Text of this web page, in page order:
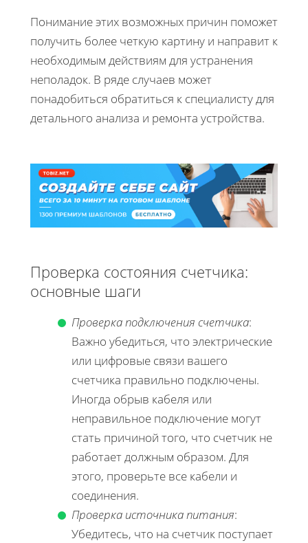
Понимание этих возможных причин поможет
получить более четкую картину и направит к
необходимым действиям для устранения
неполадок. В ряде случаев может
понадобиться обратиться к специалисту для
детального анализа и ремонта устройства.
Проверка состояния счетчика:
основные шаги
Проверка подключения счетчика:
Важно убедиться, что электрические
или цифровые связи вашего
счетчика правильно подключены.
Иногда обрыв кабеля или
неправильное подключение могут
стать причиной того, что счетчик не
работает должным образом. Для
этого, проверьте все кабели и
соединения.
Проверка источника питания:
Убедитесь, что на счетчик поступает